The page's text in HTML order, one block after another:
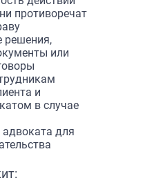
противоречат
решения,
или
и
в случае
для